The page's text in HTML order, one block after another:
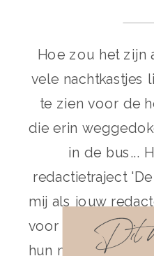
Hoe zou het zijn
vele nachtkastjes
te zien voor de
die erin
in de bus...
redactietraject
mij als jouw
voor schrijvers
hun manuscript
Dit